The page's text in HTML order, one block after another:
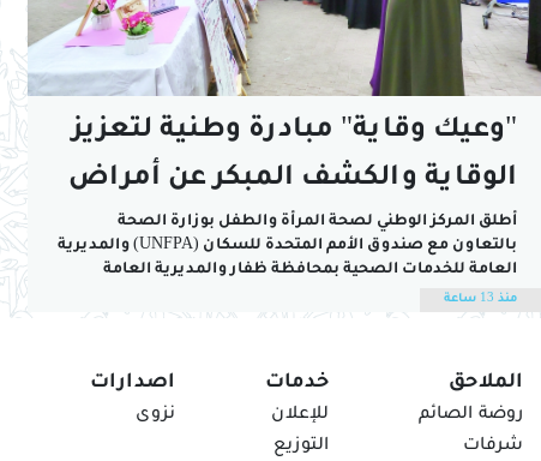
"وعيك وقاية" مبادرة وطنية لتعزيز
الوقاية والكشف المبكر عن أمراض
المرأة
أطلق المركز الوطني لصحة المرأة والطفل بوزارة الصحة
بالتعاون مع صندوق الأمم المتحدة للسكان (UNFPA) والمديرية
العامة للخدمات الصحية بمحافظة ظفار والمديرية العامة
للشؤون الصحية ببلدية ظفار اليوم فعاليات الحملة الوطنية
للتوعية بصحة المرأة "وعيك وقاية" في الواجهة العصرية (آب
منذ 13 ساعة
الملاحق
روضة الصائم
شرفات
خدمات
للإعلان
التوزيع
اصدارات
نزوى